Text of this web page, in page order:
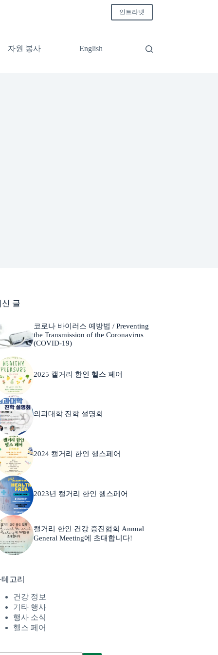
인트라넷
자원 봉사 English
신 글
코로나 바이러스 예방법 / Preventing
the Transmission of the Coronavirus
(COVID-19)
2025 캘거리 한인 헬스 페어
의과대학 진학 설명회
2024 캘거리 한인 헬스페어
2023년 캘거리 한인 헬스페어
캘거리 한인 건강 증진협회 Annual
General Meeting에 초대합니다!
고리
건강 정보
기타 행사
행사 소식
헬스 페어